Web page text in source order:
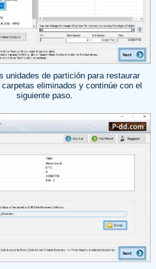
unidades de partición para restaurar
eliminados y continúe con el
siguiente paso.